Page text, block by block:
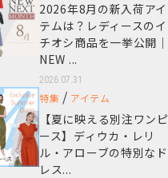
2026年8月の新入荷アイ
テムは？レディースのイ
チオシ商品を一挙公開｜
NEW ...
2026.07.31
特集 / アイテム
【夏に映える別注ワンピ
ース】ディウカ・レリ
ル・アローブの特別なド
レス...